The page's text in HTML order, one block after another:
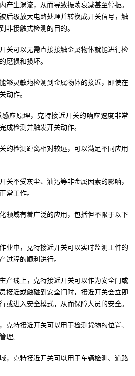
产生涡流，从而导致振荡衰减甚至停振。
后级放大电路处理并转换成开关信号，触
非接触式检测的目的。
关可以无需直接接触金属物体就能进行检
磨损和损坏。
够灵敏地检测到金属物体的接近，即使在
动作。
应原理，克特接近开关的响应速度非常
成检测并触发开关动作。
的检测距离相对较远，可以满足不同应用
关不受灰尘、油污等非金属因素的影响，
常工作。
领域有着广泛的应用，包括但不限于以下
业中，克特接近开关可以实时监测工件的
过程的顺利进行。
产线上，克特接近开关可以作为安全门或
接近或触碰到安全门时，接近开关会立即
或进入安全模式，从而保障人员的安全。
克特接近开关可以用于检测货物的位置、
理。
，克特接近开关可以用于车辆检测、道路